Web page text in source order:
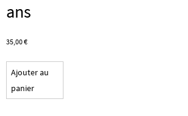
ans
35,00€
Ajouter au
panier